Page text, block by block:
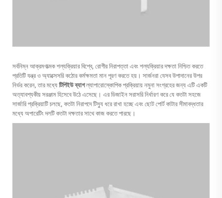
সর্বনিম্ন আক্রমণাত্মক শল্যক্রিয়ার বিশ্বে, রোগীর নিরাপত্তা এবং শল্যক্রিয়ার দক্ষতা নিশ্চিত করতে
প্রতিটি যন্ত্র ও অ্যাক্সেসরি কঠোর কর্মক্ষমতা মান পূরণ করতে হয়। সার্জনরা যেসব উপাদানের উপর
নির্ভর করেন, তার মধ্যে টিপিইউ ব্যাগল্যাপারোস্কোপিক প্রক্রিয়ায় নমুনা সংগ্রহের জন্য এটি একটি
অত্যাবশ্যকীয় সরঞ্জাম হিসেবে উঠে এসেছে। এর ডিজাইন সরাসরি নির্ধারণ করে যে কতটা সহজে
সার্জারি প্রক্রিয়াটি চলছে, কতটা নিরাপদে টিস্যু ধরে রাখা হচ্ছে এবং ছোট পোর্ট কাটার সীমাবদ্ধতার
মধ্যে অপারেটিং দলটি কতটা দক্ষতার সাথে কাজ করতে পারছে।